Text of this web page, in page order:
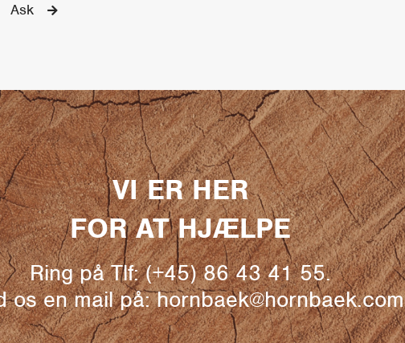
Ask
VI ER HER
FOR AT HJÆLPE
Ring på Tlf: (+45) 86 43 41 55.
os en mail på: hornbaek@hornbaek.com